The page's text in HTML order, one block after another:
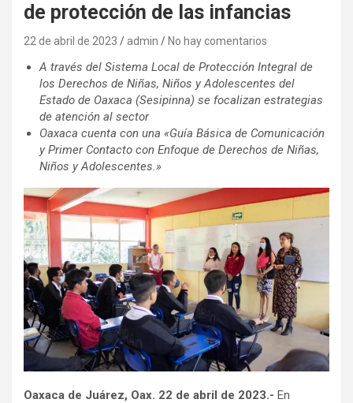
de protección de las infancias
22 de abril de 2023 admin No hay comentarios
A través del Sistema Local de Protección Integral de
los Derechos de Niñas, Niños y Adolescentes del
Estado de Oaxaca (Sesipinna) se focalizan estrategias
de atención al sector
Oaxaca cuenta con una «Guía Básica de Comunicación
y Primer Contacto con Enfoque de Derechos de Niñas,
Niños y Adolescentes.»
Oaxaca de Juárez, Oax. 22 de abril de 2023.- En